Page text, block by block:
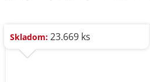
Skladom: 23.669 ks